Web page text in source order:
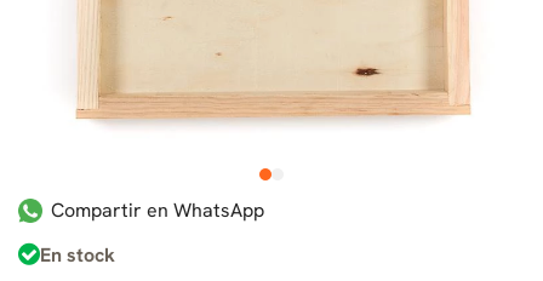
1
Compartir en WhatsApp
En stock